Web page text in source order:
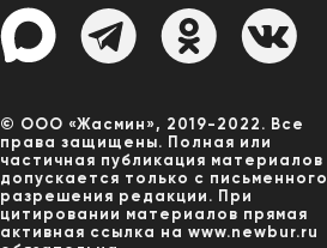
© ООО «Жасмин», 2019-2022. Все
права защищены. Полная или
частичная публикация материалов
допускается только с письменного
разрешения редакции. При
цитировании материалов прямая
активная ссылка на www.newbur.ru